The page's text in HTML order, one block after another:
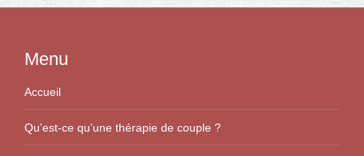
Menu
Accueil
Qu’est-ce qu’une thérapie de couple ?